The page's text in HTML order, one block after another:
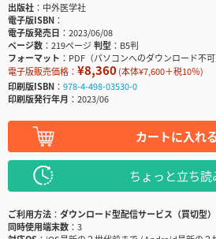
出版社
中外医学社
電子版ISBN
電子版発売日
2023/06/08
ページ数
219ページ判型
B5判
フォーマット
PDF（パソコンへのダウンロード不可
電子版販売価格： ¥8,360(本体¥7,600＋税10％)
印刷版ISBN
978-4-498-03530-0
印刷版発行年月
2023/06
カートに入れる
ちょっと立ち読
ご利用方法
ダウンロード型配信サービス（買切型）
同時使用端末数
3